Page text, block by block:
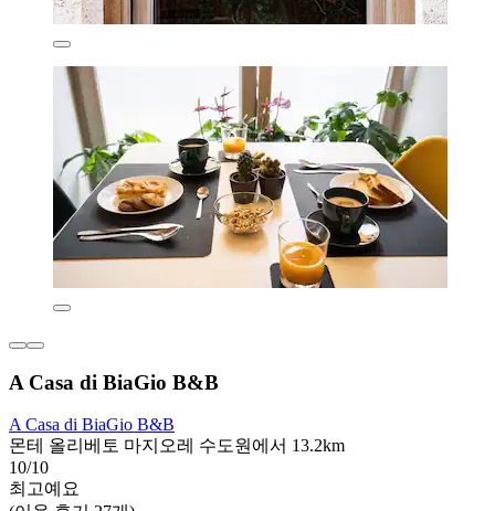
A Casa di BiaGio B&B
A Casa di BiaGio B&B
몬테 올리베토 마지오레 수도원에서 13.2km
10/10
최고예요